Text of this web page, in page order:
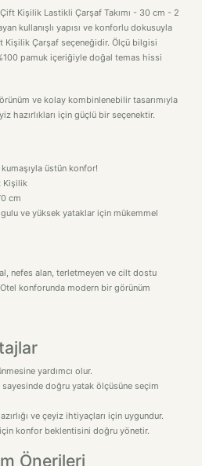
Kişilik Lastikli Çarşaf Takımı - 30 cm - 2
kullanışlı yapısı ve konforlu dokusuyla
Kişilik Çarşaf seçeneğidir. Ölçü bilgisi
pamuk içeriğiyle doğal temas hissi
ve kolay kombinlenebilir tasarımıyla
hazırlıkları için güçlü bir seçenektir.
üstün konfor!
Kişilik
cm
ve yüksek yataklar için mükemmel
nefes alan, terletmeyen ve cilt dostu
Otel konforunda modern bir görünüm
yardımcı olur.
sayesinde doğru yatak ölçüsüne seçim
ve çeyiz ihtiyaçları için uygundur.
konfor beklentisini doğru yönetir.
Önerileri